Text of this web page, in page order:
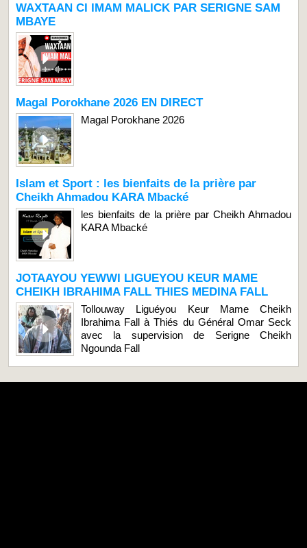
WAXTAAN CI IMAM MALICK PAR SERIGNE SAM
MBAYE
Magal Porokhane 2026 EN DIRECT
Magal Porokhane 2026
Islam et Sport : les bienfaits de la prière par
Cheikh Ahmadou KARA Mbacké
les bienfaits de la prière par Cheikh Ahmadou
KARA Mbacké
JOTAAYOU YEWWI LIGUEYOU KEUR MAME
CHEIKH IBRAHIMA FALL THIES MEDINA FALL
Tollouway Liguéyou Keur Mame Cheikh
Ibrahima Fall à Thiés du Général Omar Seck
avec la supervision de Serigne Cheikh
Ngounda Fall